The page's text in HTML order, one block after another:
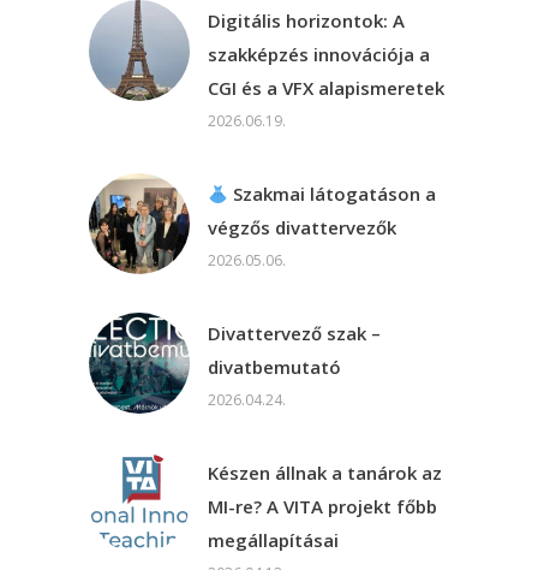
Digitális horizontok: A
szakképzés innovációja a
CGI és a VFX alapismeretek
2026.06.19.
Szakmai látogatáson a
végzős divattervezők
2026.05.06.
Divattervező szak –
divatbemutató
2026.04.24.
Készen állnak a tanárok az
MI-re? A VITA projekt főbb
megállapításai